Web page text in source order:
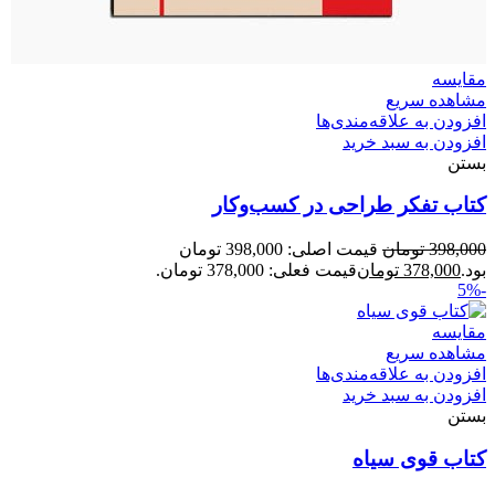
مقایسه
مشاهده سریع
افزودن به علاقه‌مندی‌ها
افزودن به سبد خرید
بستن
کتاب تفکر طراحی در کسب‌وکار
398,000 تومان
قیمت اصلی: 398,000 تومان
بود.378,000 تومانقیمت فعلی: 378,000 تومان.
-5%
مقایسه
مشاهده سریع
افزودن به علاقه‌مندی‌ها
افزودن به سبد خرید
بستن
کتاب قوی سیاه